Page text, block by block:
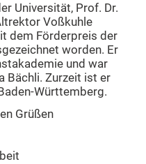
Universität, Prof. Dr.
Voßkuhle
dem Förderpreis der
worden. Er
und war
Bächli. Zurzeit ist er
Württemberg.
Grüßen